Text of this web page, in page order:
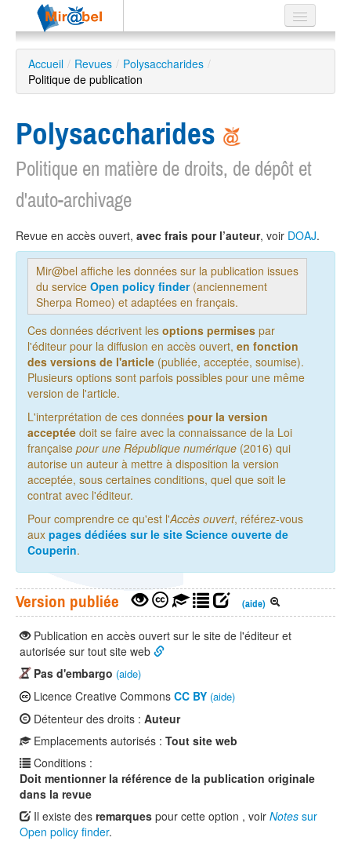
Le réseau
Soutien
Recherche
avancée
EN
?
Accueil / Revues / Polysaccharides /
Politique de publication
Polysaccharides
Politique en matière de droits, de dépôt et
d'auto-archivage
Revue en accès ouvert, avec frais pour l’auteur, voir DOAJ.
Mir@bel affiche les données sur la publication issues
du service Open policy finder(anciennement
Sherpa Romeo) et adaptées en français.
Ces données décrivent les options permises par
l'éditeur pour la diffusion en accès ouvert, en fonction
des versions de l'article (publiée, acceptée, soumise).
Plusieurs options sont parfois possibles pour une même
version de l'article.
L'interprétation de ces données pour la version
acceptée doit se faire avec la connaissance de la Loi
française pour une République numérique (2016) qui
autorise un auteur à mettre à disposition la version
acceptée, sous certaines conditions, quel que soit le
contrat avec l'éditeur.
Pour comprendre ce qu'est l'Accès ouvert, référez-vous
aux pages dédiées sur le site Science ouverte de
Couperin.
Version publiée (aide)
Publication en accès ouvert sur le site de l'éditeur et
autorisée sur tout site web
Pas d'embargo (aide)
Licence Creative Commons CC BY (aide)
Détenteur des droits : Auteur
Emplacements autorisés : Tout site web
Conditions :
Doit mentionner la référence de la publication originale
dans la revue
Il existe des remarques pour cette option , voir Notes sur
Open policy finder.